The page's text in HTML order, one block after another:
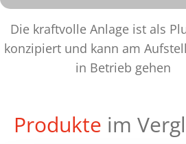
Die kraftvolle Anlage ist als
konzipiert und kann am
in Betrieb gehen
Produkte im